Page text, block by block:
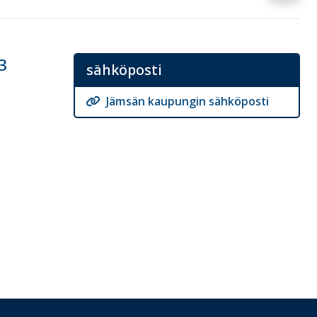
sähköposti
Jämsän kaupungin sähköposti